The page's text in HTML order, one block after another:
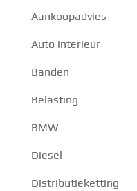
Aankoopadvies
Auto interieur
Banden
Belasting
BMW
Diesel
Distributieketting